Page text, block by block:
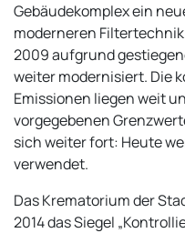
Gebäudekomplex ein
moderneren
2009 aufgrund
weiter modernisiert. Die
Emissionen liegen weit
vorgegebenen
sich weiter fort: Heute
verwendet.
Das Krematorium der
2014 das Siegel